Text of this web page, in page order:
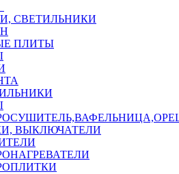
СВЕТИЛЬНИКИ
ПЛИТЫ
ВЫКЛЮЧАТЕЛИ